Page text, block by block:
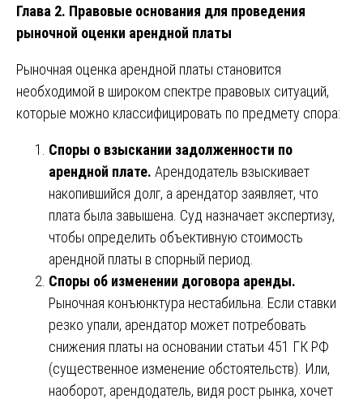
Глава 2. Правовые основания для проведения
рыночной оценки арендной платы
Рыночная оценка арендной платы становится
необходимой в широком спектре правовых ситуаций,
которые можно классифицировать по предмету спора:
Споры о взыскании задолженности по
арендной плате. Арендодатель взыскивает
накопившийся долг, а арендатор заявляет, что
плата была завышена. Суд назначает экспертизу,
чтобы определить объективную стоимость
арендной платы в спорный период.
Споры об изменении договора аренды.
Рыночная конъюнктура нестабильна. Если ставки
резко упали, арендатор может потребовать
снижения платы на основании статьи 451 ГК РФ
(существенное изменение обстоятельств). Или,
наоборот, арендодатель, видя рост рынка, хочет